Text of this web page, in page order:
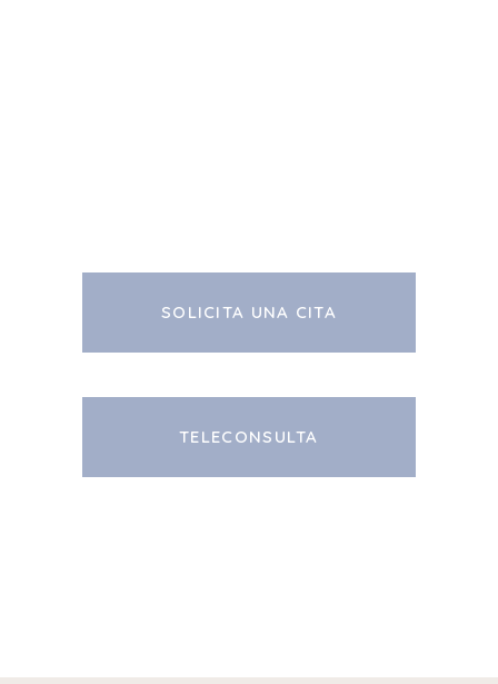
SOLICITA UNA CITA
TELECONSULTA